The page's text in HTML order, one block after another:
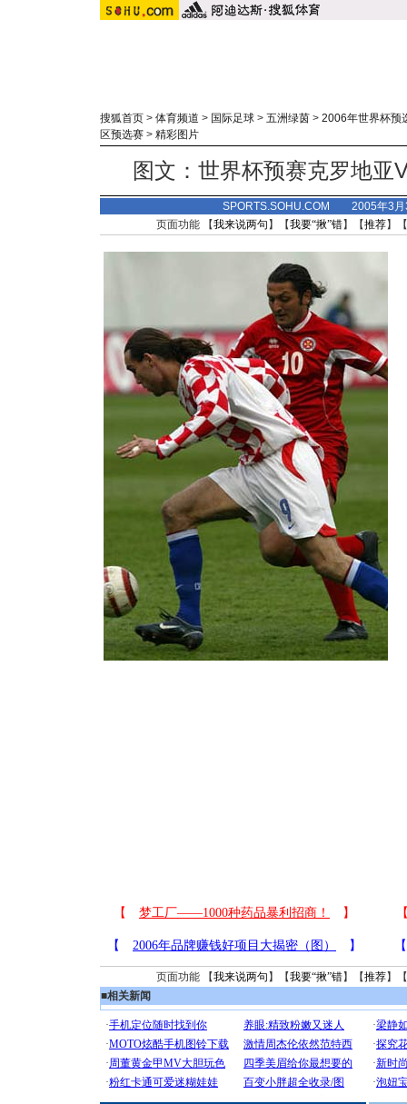
搜狐首页 > 体育频道 > 国际足球 > 五洲绿茵 > 2006年世界杯预
区预选赛 > 精彩图片
图文：世界杯预赛克罗地亚
SPORTS.SOHU.COM 2005年3
页面功能 【我来说两句 】【我要“揪”错】【推荐】
页面功能 【我来说两句 】【我要“揪”错】【推荐】
■相关新闻